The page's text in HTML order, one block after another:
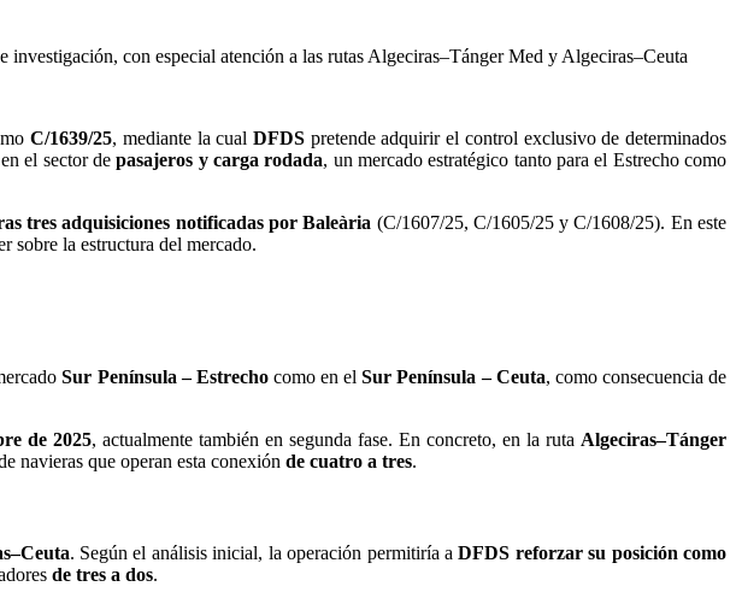
investigación, con especial atención a las rutas Algeciras–Tánger Med y Algeciras–Ceuta
C/1639/25, mediante la cualDFDS pretende adquirir el control exclusivo de determinados
el sector depasajeros y carga rodada, un mercado estratégico tanto para el Estrecho como
tres adquisiciones notificadas por Baleària (C/1607/25, C/1605/25 y C/1608/25). En este
sobre la estructura del mercado.
Sur Península – Estrechocomo en elSur Península – Ceuta, como consecuencia de
de 2025, actualmente también en segunda fase. En concreto, en la ruta Algeciras–Tánger
navieras que operan esta conexión de cuatro a tres.
. Según el análisis inicial, la operación permitiría aDFDS reforzar su posición como
de tres a dos.